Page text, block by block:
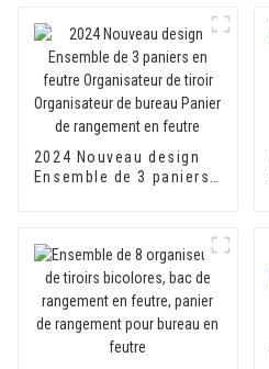
2024 Nouveau design
Ensemble de 3 paniers
rangement en feutre